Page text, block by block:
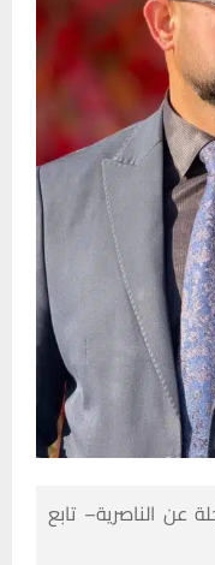
عن الناصرية– تابع